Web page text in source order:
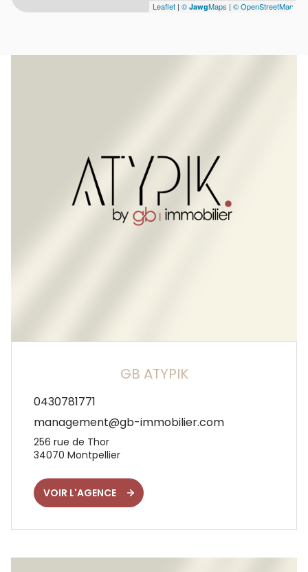
Leaflet | © JawgMaps | © OpenStreetMap
GB ATYPIK
0430781771
management@gb-immobilier.com
256 rue de Thor
34070 Montpellier
VOIR L'AGENCE